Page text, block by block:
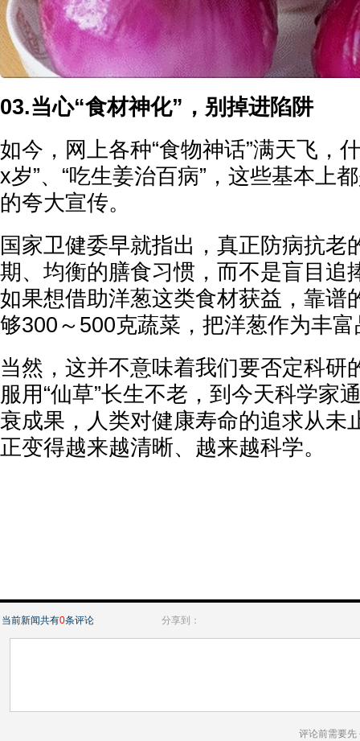
03.当心“食材神化”，别掉进陷阱
如今，网上各种“食物神话”满天飞，
x岁”、“吃生姜治百病”，这些基本上
的夸大宣传。
国家卫健委早就指出，真正防病抗老
期、均衡的膳食习惯，而不是盲目追
如果想借助洋葱这类食材获益，靠谱
够300～500克蔬菜，把洋葱作为丰
当然，这并不意味着我们要否定科研
服用“仙草”长生不老，到今天科学家
衰成果，人类对健康寿命的追求从
正变得越来越清晰、越来越科学。
当前新闻共有0条评论 分享到：
评论前需要先